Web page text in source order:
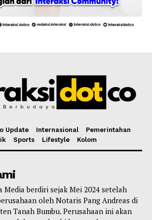
Update Internasional
Pemerintahan
Sports Lifestyle Kolom
Media berdiri sejak Mei 2024 setelah
oleh Notaris Pang Andreas di
Tanah Bumbu. Perusahaan ini akan